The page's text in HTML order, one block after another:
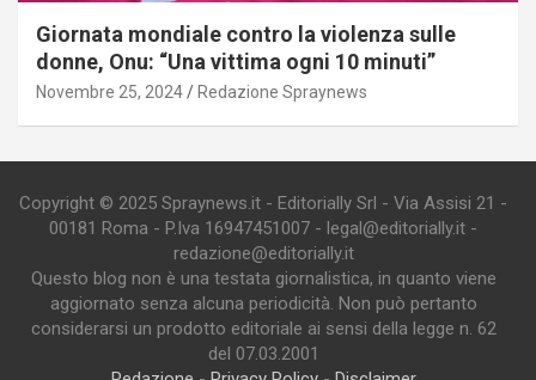
Giornata mondiale contro la violenza sulle
donne, Onu: “Una vittima ogni 10 minuti”
Novembre 25, 2024 Redazione Spraynews
Copyright © 2025 Spraynews.it - Editorially Srl - Via Assisi 21 -
00181 Roma - P.Iva 16947451007 - legal@editorially.it -
redazione@editorially.it
Questo blog non è una testata giornalistica, in quanto viene
aggiornato senza alcuna periodicità. Non può pertanto
considerarsi un prodotto editoriale ai sensi della legge n. 62
del 07.03.2001